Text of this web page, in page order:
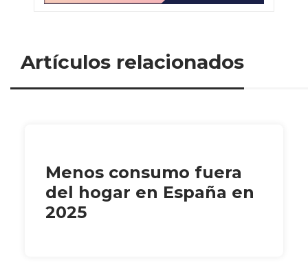
Artículos relacionados
Menos consumo fuera
del hogar en España en
2025